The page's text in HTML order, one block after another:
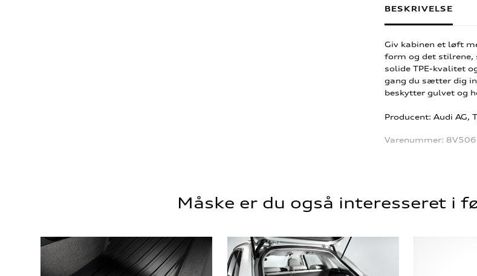
BESKRIVELSE
Giv kabinen et løft
form og det stilrene,
solide TPE-kvalitet
gang du sætter dig
beskytter gulvet og
Producent: Audi
Varenummer:
Måske er du også interesseret i